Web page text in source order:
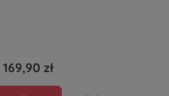
169,90 zł